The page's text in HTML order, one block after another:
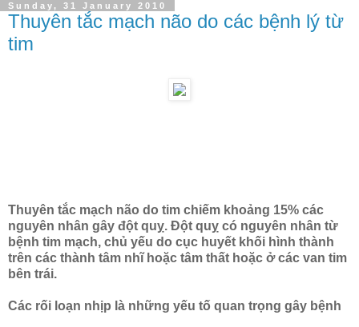
Sunday, 31 January 2010
Thuyên tắc mạch não do các bệnh lý từ
tim
Thuyên tắc mạch não do tim chiếm khoảng 15% các
nguyên nhân gây đột quỵ. Đột quỵ có nguyên nhân từ
bệnh tim mạch, chủ yếu do cục huyết khối hình thành
trên các thành tâm nhĩ hoặc tâm thất hoặc ở các van tim
bên trái.
Các rối loạn nhịp là những yếu tố quan trọng gây bệnh